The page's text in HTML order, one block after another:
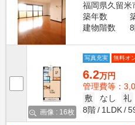
福岡県久留米
築年数
建物階数
画像 : 16枚
写真充実 無料オ
6.2万円
管理費等：
敷
なし 礼
8階
1LDK